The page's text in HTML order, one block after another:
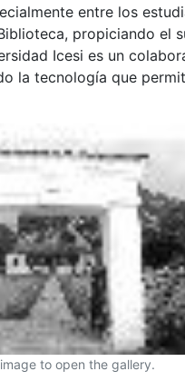
entre los
propiciando el
Icesi es un
la tecnología que
to open the gallery.